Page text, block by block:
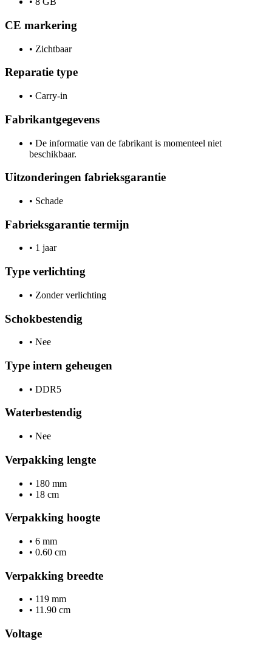
CE markering
• Zichtbaar
Reparatie type
• Carry-in
Fabrikantgegevens
• De informatie van de fabrikant is momenteel niet
beschikbaar.
Uitzonderingen fabrieksgarantie
• Schade
Fabrieksgarantie termijn
• 1 jaar
Type verlichting
• Zonder verlichting
Schokbestendig
• Nee
Type intern geheugen
• DDR5
Waterbestendig
• Nee
Verpakking lengte
• 180 mm
• 18 cm
Verpakking hoogte
• 6 mm
• 0.60 cm
Verpakking breedte
• 119 mm
• 11.90 cm
Voltage